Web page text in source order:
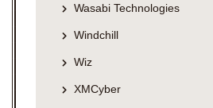
Wasabi Technologies
Windchill
Wiz
XMCyber